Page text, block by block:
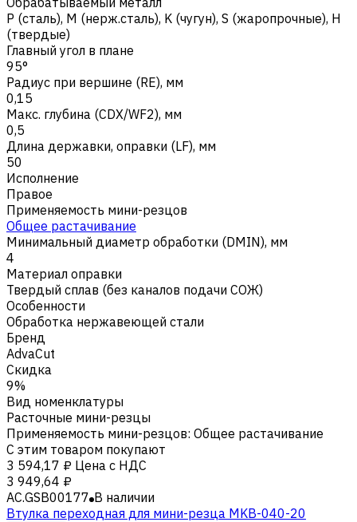
Р (сталь), M (нерж.сталь), K (чугун), S (жаропрочные), H
(твердые)
Главный угол в плане
95°
Радиус при вершине (RE), мм
0,15
Макс. глубина (CDX/WF2), мм
0,5
Длина державки, оправки (LF), мм
50
Исполнение
Правое
Применяемость мини-резцов
Общее растачивание
Минимальный диаметр обработки (DMIN), мм
4
Материал оправки
Твердый сплав (без каналов подачи СОЖ)
Особенности
Обработка нержавеющей стали
Бренд
AdvaCut
Скидка
9%
Вид номенклатуры
Расточные мини-резцы
Применяемость мини-резцов: Общее растачивание
С этим товаром покупают
3 594,17 ₽ Цена с НДС
3 949,64 ₽
AC.GSB00177 В наличии
Втулка переходная для мини-резца MKB-040-20